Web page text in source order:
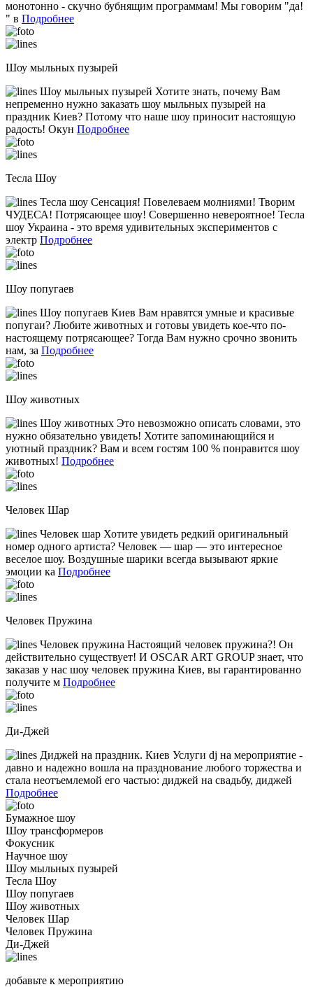
монотонно - скучно бубнящим программам! Мы говорим "да!
" в Подробнее
Шоу мыльных пузырей
Шоу мыльных пузырей Хотите знать, почему Вам
непременно нужно заказать шоу мыльных пузырей на
праздник Киев? Потому что наше шоу приносит настоящую
радость! Окун Подробнее
Тесла Шоу
Тесла шоу Сенсация! Повелеваем молниями! Творим
ЧУДЕСА! Потрясающее шоу! Совершенно невероятное! Тесла
шоу Украина - это время удивительных экспериментов с
электр Подробнее
Шоу попугаев
Шоу попугаев Киев Вам нравятся умные и красивые
попугаи? Любите животных и готовы увидеть кое-что по-
настоящему потрясающее? Тогда Вам нужно срочно звонить
нам, за Подробнее
Шоу животных
Шоу животных Это невозможно описать словами, это
нужно обязательно увидеть! Хотите запоминающийся и
уютный праздник? Вам и всем гостям 100 % понравится шоу
животных! Подробнее
Человек Шар
Человек шар Хотите увидеть редкий оригинальный
номер одного артиста? Человек — шар — это интересное
веселое шоу. Воздушные шарики всегда вызывают яркие
эмоции ка Подробнее
Человек Пружина
Человек пружина Настоящий человек пружина?! Он
действительно существует! И OSCAR ART GROUP знает, что
заказав у нас шоу человек пружина Киев, вы гарантированно
получите м Подробнее
Ди-Джей
Диджей на праздник. Киев Услуги dj на мероприятие -
давно и надежно вошла на празднование любого торжества и
стала неотъемлемой его частью: диджей на свадьбу, диджей
Подробнее
Бумажное шоу
Шоу трансформеров
Фокусник
Научное шоу
Шоу мыльных пузырей
Тесла Шоу
Шоу попугаев
Шоу животных
Человек Шар
Человек Пружина
Ди-Джей
добавьте к мероприятию